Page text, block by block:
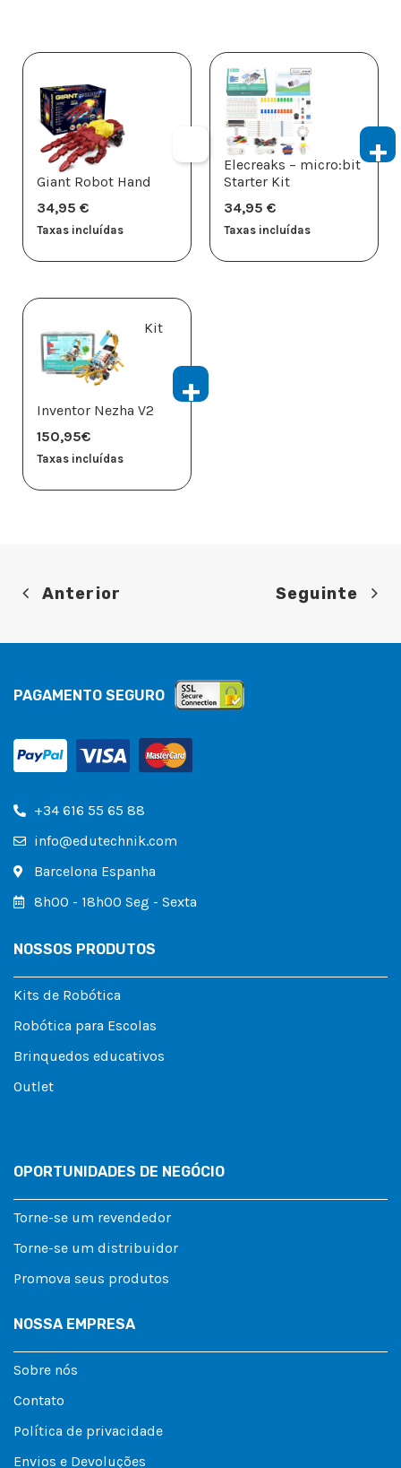
Giant Robot Hand
34,95 €
Taxas incluídas
Elecreaks – micro:bit
Starter Kit
34,95 €
Taxas incluídas
Kit
Inventor Nezha V2
150,95€
Taxas incluídas
Anterior Seguinte
PAGAMENTO SEGURO
+34 616 55 65 88
info@edutechnik.com
Barcelona Espanha
8h00 - 18h00 Seg - Sexta
NOSSOS PRODUTOS
Kits de Robótica
Robótica para Escolas
Brinquedos educativos
Outlet
OPORTUNIDADES DE NEGÓCIO
Torne-se um revendedor
Torne-se um distribuidor
Promova seus produtos
NOSSA EMPRESA
Sobre nós
Contato
Política de privacidade
Envios e Devoluções